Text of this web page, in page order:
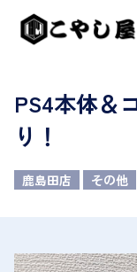
PS4本体＆
り！
鹿島田店 その他